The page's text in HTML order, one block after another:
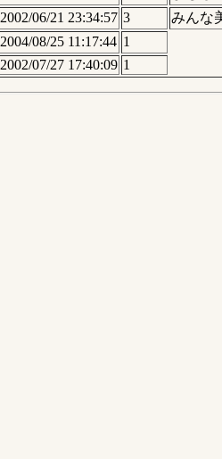
2002/06/21 23:34:57 3
みんな
2004/08/25 11:17:44 1
2002/07/27 17:40:09 1